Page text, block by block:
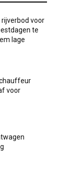
voor
te
lage
voor